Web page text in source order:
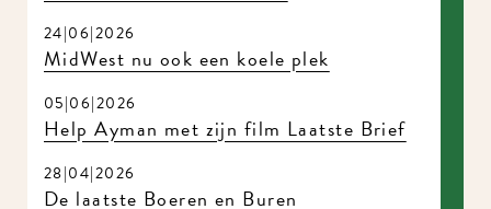
24|06|2026
MidWest nu ook een koele plek
05|06|2026
Help Ayman met zijn film Laatste Brief
28|04|2026
De laatste Boeren en Buren